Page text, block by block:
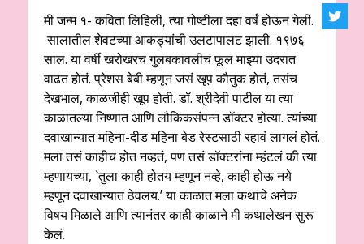
मी जन्म १- कविता लिहिली, त्या गोष्टीला दहा वर्षं होऊन गेली.
सालातील शेवटच्या आकड्यांची उलटापालट झाली. १९७६
साल. या वर्षी खरोखरच गुलबकावलीचं फूल माझ्या उदरात
वाढत होतं. प्रेशस बेबी म्हणून जसं खूप कौतुक होतं, तसंच
देखभाल, काळजीही खूप होती. डॉ. श्रीदेवी पाटील या त्या
काळातल्या निष्णात आणि लौकिकसंपन्न डॉक्टर होत्या. त्यांच्या
दवाखान्यात महिना-दीड महिना बेड रेस्टसाठी रहावं लागलं होतं.
मला तसं काहीच होत नव्हतं, पण तसं डॉक्टरांना म्हंटलं की त्या
म्हणायच्या, `तुला काही होतय म्हणून नव्हे, काही होऊ नये
म्हणून दवाखान्यात ठेवलय.’ या काळात मला कथांचे अनेक
विषय मिळाले आणि त्यानंतर काही काळाने मी कथालेखन सुरू
केलं.